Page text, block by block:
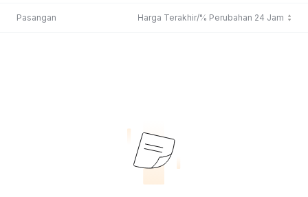
Pasangan Harga Terakhir/% Perubahan 24 Jam